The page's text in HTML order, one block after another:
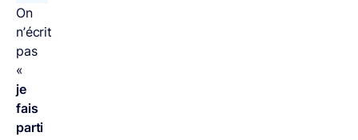
On
n’écrit
pas
«
je
fais
parti